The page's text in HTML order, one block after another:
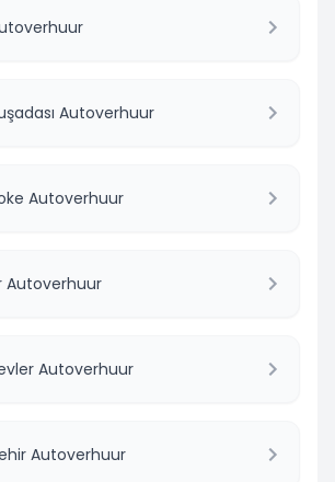
Autoverhuur
Autoverhuur
Autoverhuur
Autoverhuur
Autoverhuur